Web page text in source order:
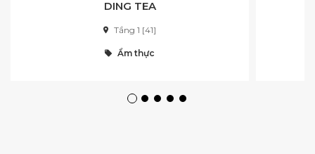
DING TEA
Tầng 1 [41]
Ẩm thực